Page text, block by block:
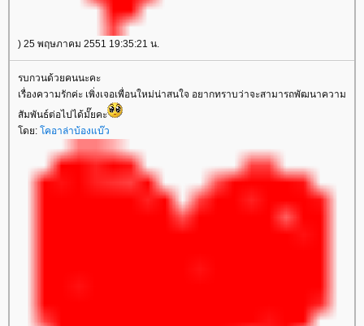
) 25 พฤษภาคม 2551 19:35:21 น.
รบกวนด้วยคนนะคะ
เรื่องความรักค่ะ เพิ่งเจอเพื่อนใหม่น่าสนใจ อยากทราบว่าจะสามารถพัฒนาความ
สัมพันธ์ต่อไปได้มั๊ยคะ
ดย: คอาล่าบ้องแบ๊ว